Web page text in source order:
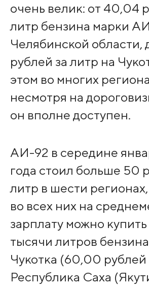
очень велик: от 40,04
литр бензина марки
Челябинской области,
рублей за литр на
этом во многих
несмотря на
он вполне доступен.
АИ-92 в середине
года стоил больше 50
литр в шести
во всех них на
зарплату можно
тысячи литров
Чукотка (60,00 рублей
Республика Саха